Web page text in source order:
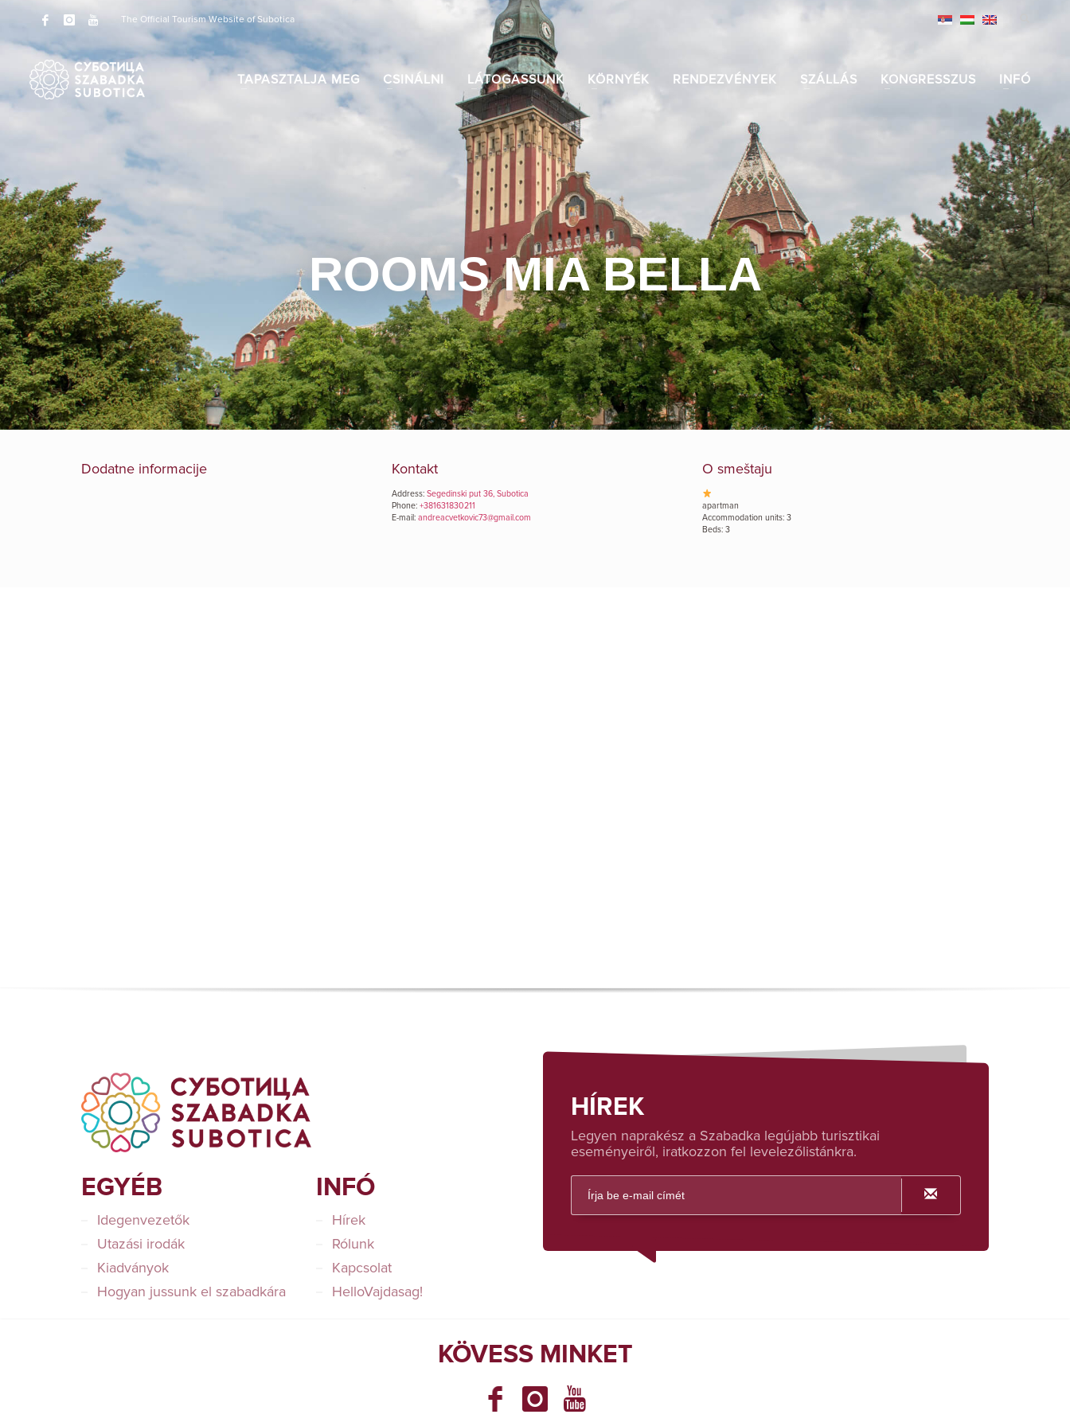
The Official Tourism Website of Subotica
TAPASZTALJA MEG CSINÁLNI LÁTOGASSUNK KÖRNYÉK RENDEZVÉNYEK SZÁLLÁS KONGRESSZUS INFÓ
ROOMS MIA BELLA
Dodatne informacije Kontakt
Address: Segedinski put 36, Subotica
Phone: +381631830211
E-mail: andreacvetkovic73@gmail.com
O smeštaju
apartman
Accommodation units: 3
Beds: 3
EGYÉB
Idegenvezetők
Utazási irodák
Kiadványok
Hogyan jussunk el szabadkára
INFÓ
Hírek
Rólunk
Kapcsolat
HelloVajdasag!
HÍREK
Legyen naprakész a Szabadka legújabb turisztikai
eseményeiről, iratkozzon fel levelezőlistánkra.
KÖVESS MINKET